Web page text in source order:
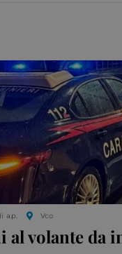
a.p. Vco
al volante da